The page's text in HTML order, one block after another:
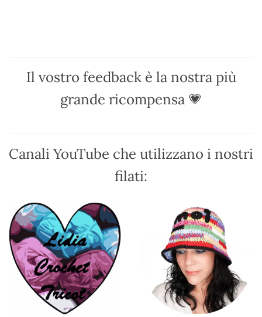
Il vostro feedback è la nostra più
grande ricompensa 💗
Canali YouTube che utilizzano i nostri
filati: